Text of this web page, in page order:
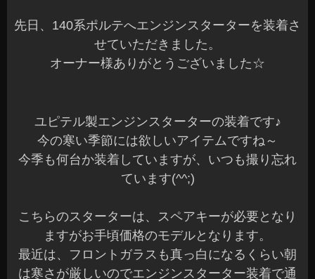
先日、140系ポルテへエンジンスターターを装着さ
せていただきました。
オーナー様ありがとうございました☆
ユピテル製エンジンスターターの装着です♪
今の寒い季節には欲しいアイテムですね～
今季も何台か装着していますが、いつも撮り忘れ
ています(^^;)
こちらのスターターは、スペアキーが必要となり
ますがお手頃価格のモデルとなります。
最近は、フロントガラスも真っ白になるくらい朝
は寒さが厳しいのでエンジンスターター装着で通